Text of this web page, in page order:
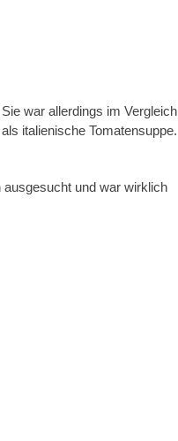
war allerdings im Vergleich
italienische Tomatensuppe.
und war wirklich